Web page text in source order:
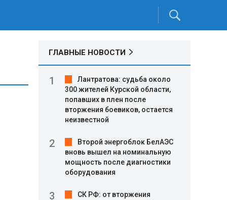
ГЛАВНЫЕ НОВОСТИ
Лантратова: судьба около
300 жителей Курской области,
попавших в плен после
вторжения боевиков, остается
неизвестной
Второй энергоблок БелАЭС
вновь вышел на номинальную
мощность после диагностики
оборудования
СК РФ: от вторжения